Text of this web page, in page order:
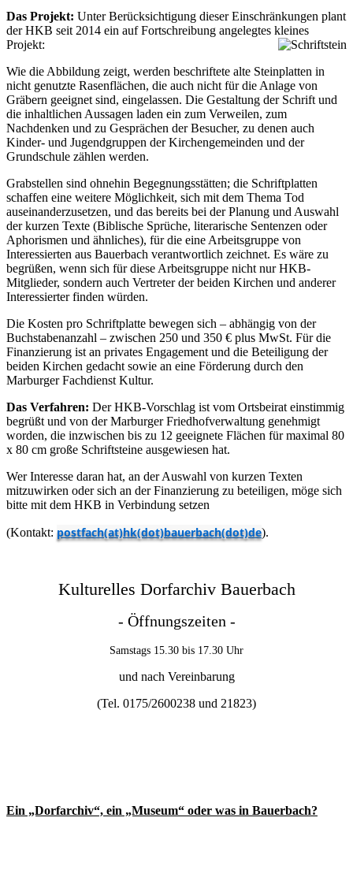
Das Projekt: Unter Berücksichtigung dieser Einschränkungen plant
der HKB seit 2014 ein auf Fortschreibung angelegtes kleines
Projekt:
Wie die Abbildung zeigt, werden beschriftete alte Steinplatten in
nicht genutzte Rasenflächen, die auch nicht für die Anlage von
Gräbern geeignet sind, eingelassen. Die Gestaltung der Schrift und
die inhaltlichen Aussagen laden ein zum Verweilen, zum
Nachdenken und zu Gesprächen der Besucher, zu denen auch
Kinder- und Jugendgruppen der Kirchengemeinden und der
Grundschule zählen werden.
Grabstellen sind ohnehin Begegnungsstätten; die Schriftplatten
schaffen eine weitere Möglichkeit, sich mit dem Thema Tod
auseinanderzusetzen, und das bereits bei der Planung und Auswahl
der kurzen Texte (Biblische Sprüche, literarische Sentenzen oder
Aphorismen und ähnliches), für die eine Arbeitsgruppe von
Interessierten aus Bauerbach verantwortlich zeichnet. Es wäre zu
begrüßen, wenn sich für diese Arbeitsgruppe nicht nur HKB-
Mitglieder, sondern auch Vertreter der beiden Kirchen und anderer
Interessierter finden würden.
Die Kosten pro Schriftplatte bewegen sich – abhängig von der
Buchstabenanzahl – zwischen 250 und 350 € plus MwSt. Für die
Finanzierung ist an privates Engagement und die Beteiligung der
beiden Kirchen gedacht sowie an eine Förderung durch den
Marburger Fachdienst Kultur.
Das Verfahren: Der HKB-Vorschlag ist vom Ortsbeirat einstimmig
begrüßt und von der Marburger Friedhofverwaltung genehmigt
worden, die inzwischen bis zu 12 geeignete Flächen für maximal 80
x 80 cm große Schriftsteine ausgewiesen hat.
Wer Interesse daran hat, an der Auswahl von kurzen Texten
mitzuwirken oder sich an der Finanzierung zu beteiligen, möge sich
bitte mit dem HKB in Verbindung setzen
(Kontakt: postfach(at)hk(dot)bauerbach(dot)de).
Kulturelles Dorfarchiv Bauerbach
- Öffnungszeiten -
Samstags 15.30 bis 17.30 Uhr
und nach Vereinbarung
(Tel. 0175/2600238 und 21823)
Ein „Dorfarchiv“, ein „Museum“ oder was in Bauerbach?